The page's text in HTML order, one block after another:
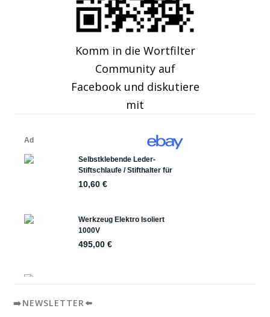
Komm in die Wortfilter
Community auf
Facebook und diskutiere
mit
➡️NEWSLETTER⬅️